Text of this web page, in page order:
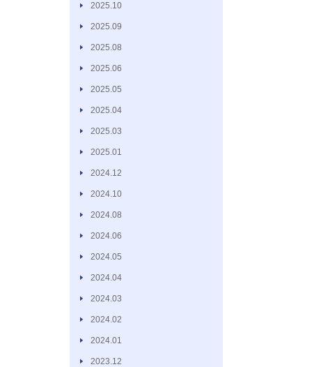
2025.10
2025.09
2025.08
2025.06
2025.05
2025.04
2025.03
2025.01
2024.12
2024.10
2024.08
2024.06
2024.05
2024.04
2024.03
2024.02
2024.01
2023.12